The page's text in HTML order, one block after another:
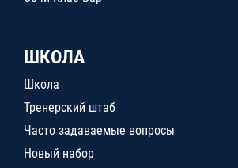
ШКОЛА
Школа
Тренерский штаб
Часто задаваемые вопросы
Новый набор